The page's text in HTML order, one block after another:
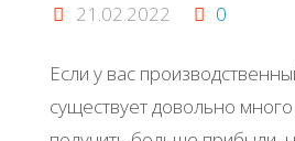
21.02.2022 0
Если у вас
существует довольно